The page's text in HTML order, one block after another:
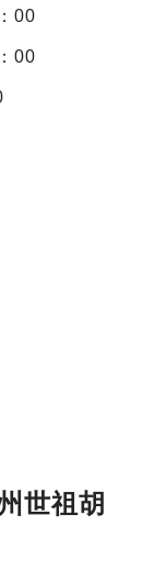
00
00
世祖胡